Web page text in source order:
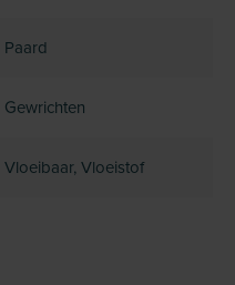
Paard
Gewrichten
Vloeibaar, Vloeistof